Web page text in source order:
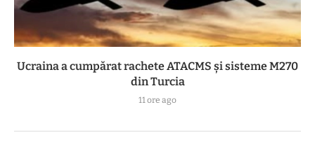
Ucraina a cumpărat rachete ATACMS și sisteme M270
din Turcia
11 ore ago